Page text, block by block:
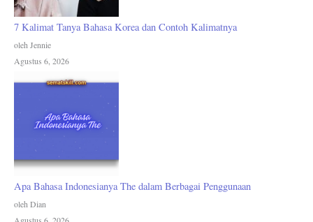
7 Kalimat Tanya Bahasa Korea dan Contoh Kalimatnya
oleh Jennie
Agustus 6, 2026
Apa Bahasa Indonesianya The dalam Berbagai Penggunaan
oleh Dian